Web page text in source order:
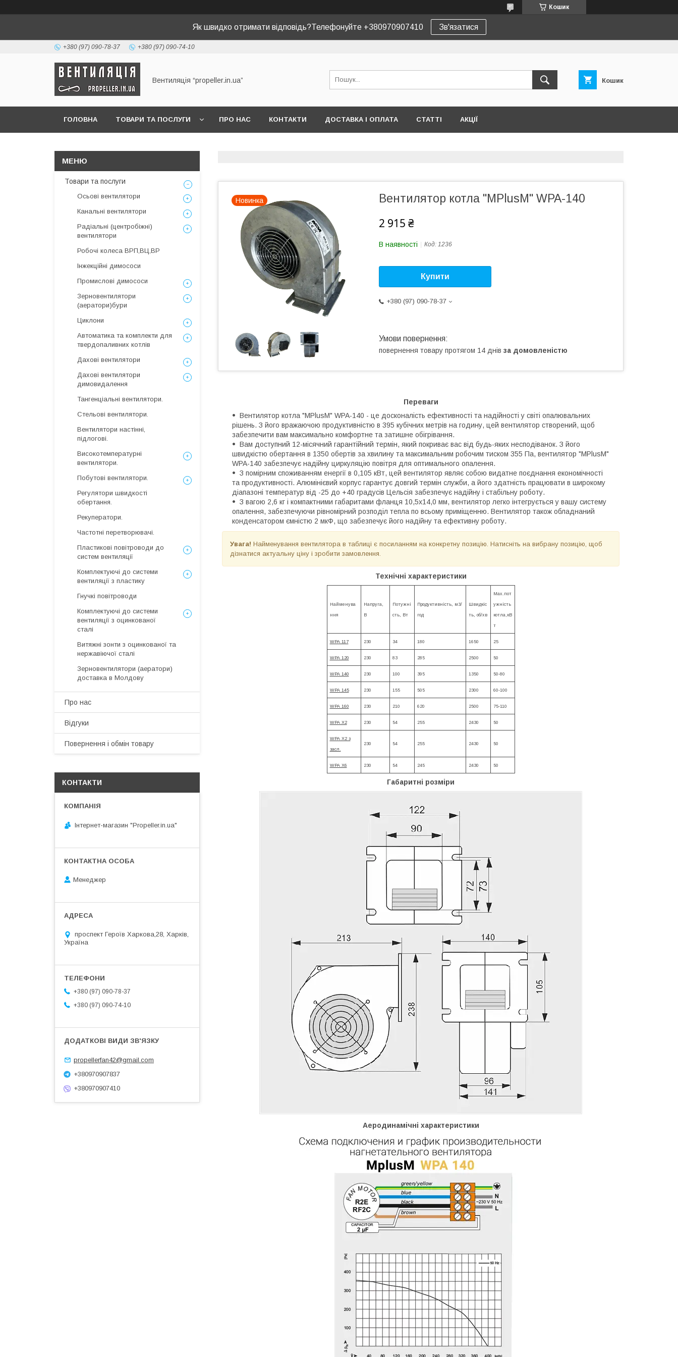
Кошик
Як швидко отримати відповідь?Телефонуйте +380970907410 Зв'язатися
+380 (97) 090-78-37 +380 (97) 090-74-10
Вентиляція “propeller.in.ua” Кошик
ГОЛОВНА ТОВАРИ ТА ПОСЛУГИ ПРО НАС КОНТАКТИ ДОСТАВКА І ОПЛАТА СТАТТІ АКЦІЇ
Новинка Вентилятор котла "MPlusM" WPA-140
2 915 ₴
В наявності Код: 1236
Купити
+380 (97) 090-78-37
повернення товару протягом 14 днів за домовленістю
Переваги
Вентилятор котла "MPlusM" WPA-140 - це досконалість ефективності та надійності у світі опалювальних
рішень. З його вражаючою продуктивністю в 395 кубічних метрів на годину, цей вентилятор створений, щоб
забезпечити вам максимально комфортне та затишне обігрівання.
Вам доступний 12-місячний гарантійний термін, який покриває вас від будь-яких несподіванок. З його
швидкістю обертання в 1350 обертів за хвилину та максимальним робочим тиском 355 Па, вентилятор "MPlusM"
WPA-140 забезпечує надійну циркуляцію повітря для оптимального опалення.
З помірним споживанням енергії в 0,105 кВт, цей вентилятор являє собою видатне поєднання економічності
та продуктивності. Алюмінієвий корпус гарантує довгий термін служби, а його здатність працювати в широкому
діапазоні температур від -25 до +40 градусів Цельсія забезпечує надійну і стабільну роботу.
З вагою 2,6 кг і компактними габаритами фланця 10,5х14,0 мм, вентилятор легко інтегрується у вашу систему
опалення, забезпечуючи рівномірний розподіл тепла по всьому приміщенню. Вентилятор також обладнаний
конденсатором ємністю 2 мкФ, що забезпечує його надійну та ефективну роботу.
Увага! Найменування вентилятора в таблиці є посиланням на конкретну позицію. Натисніть на вибрану позицію, щоб
дізнатися актуальну ціну і зробити замовлення.
Технічні характеристики
Найменува
ння
Напруга,
В
Потужні
сть, Вт
Продуктивність, м3/
год
Швидкіс
ть, об/хв
Мах.пот
ужність
котла,кВ
т
WPA 117 230 34 180 1650 25
WPA 120 230 83 285 2500 50
WPA 140 230 100 395 1350 50-80
WPA 145 230 155 505 2300 60-100
WPA 160 230 210 620 2500 75-110
WPA X2 230 54 255 2430 50
WPA X2 з
засл.
230 54 255 2430 50
WPA X6 230 54 245 2430 50
Габаритні розміри
Аеродинамічні характеристики
Товари та послуги
Осьові вентилятори
Канальні вентилятори
Радіальні (центробіжні)
вентилятори
Робочі колеса ВРП,ВЦ,ВР
Інжекційні димососи
Промислові димососи
Зерновентилятори
(аератори)бури
Циклони
Автоматика та комплекти для
твердопаливних котлів
Дахові вентилятори
Дахові вентилятори
димовидалення
Тангенціальні вентилятори.
Стельові вентилятори.
Вентилятори настінні,
підлогові.
Високотемпературні
вентилятори.
Побутові вентилятори.
Регулятори швидкості
обертання.
Рекуператори.
Частотні перетворювачі.
Пластикові повітроводи до
систем вентиляції
Комплектуючі до системи
вентиляції з пластику
Гнучкі повітроводи
Комплектуючі до системи
вентиляції з оцинкованої
сталі
Витяжні зонти з оцинкованої та
нержавіючої сталі
Зерновентилятори (аератори)
доставка в Молдову
Про нас
Відгуки
Повернення і обмін товару
КОНТАКТИ
Інтернет-магазин "Propeller.in.ua"
Менеджер
проспект Героїв Харкова,28, Харків,
Україна
+380 (97) 090-78-37
+380 (97) 090-74-10
propellerfan42@gmail.com
+380970907837
+380970907410